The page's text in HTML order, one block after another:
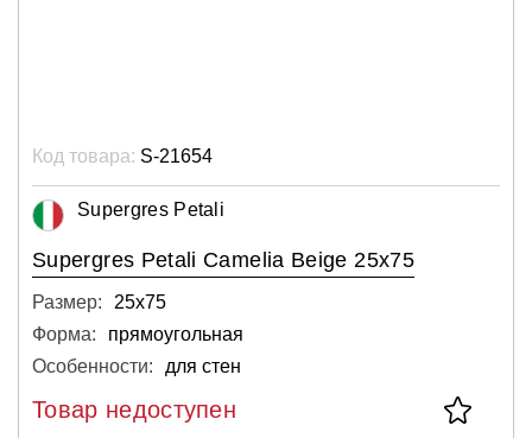
Код товара: S-21654
Supergres Petali
Supergres Petali Camelia Beige 25x75
Размер:
25х75
Форма:
прямоугольная
Особенности:
для стен
Товар недоступен